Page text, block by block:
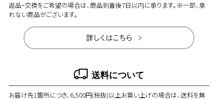
返品・交換をご希望の場合は、商品到着後7日以内に承ります。※一部、承
れない商品がございます。
送料について
お届け先1箇所につき、6,500円(税抜)以上お買い上げの場合は、送料を無